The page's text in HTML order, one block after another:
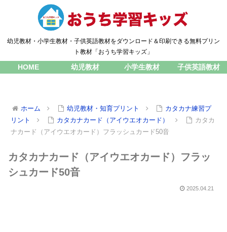
幼児教材・小学生教材・子供英語教材をダウンロード＆印刷できる無料プリン
ト教材「おうち学習キッズ」
HOME 幼児教材 小学生教材 子供英語教材
ホーム 幼児教材・知育プリント
カタカナ練習プ
リント
カタカナカード（アイウエオカード）
カタカ
ナカード（アイウエオカード）フラッシュカード50音
カタカナカード（アイウエオカード）フラッ
シュカード50音
2025.04.21